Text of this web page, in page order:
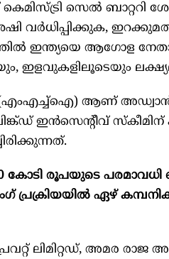
സെല്‍ ബാറ്ററി
വര്‍ധിപ്പിക്കുക,
ഇന്ത്യയെ ആഗോള
ഇളവുകളിലൂടെയും
(എംഎച്ച്‌ഐ) ആണ്
ഇന്‍സെന്റീവ് സ്‌കീമിന്
കോടി രൂപയുടെ പരമാവധി
പ്രക്രിയയില്‍ ഏഴ്
ലിമിറ്റഡ്, അമര